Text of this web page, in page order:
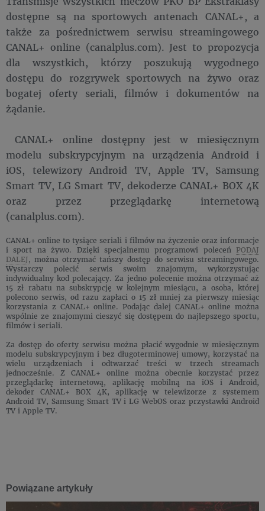
dostępne są na sportowych antenach CANAL+, a
także za pośrednictwem serwisu streamingowego
CANAL+ online (canalplus.com). Jest to propozycja
dla wszystkich, którzy poszukują wygodnego
dostępu do rozgrywek sportowych na żywo oraz
bogatej oferty seriali, filmów i dokumentów na
żądanie.
CANAL+ online dostępny jest w miesięcznym
modelu subskrypcyjnym na urządzenia Android i
iOS, telewizory Android TV, Apple TV, Samsung
Smart TV, LG Smart TV, dekoderze CANAL+ BOX 4K
oraz przez przeglądarkę internetową
(canalplus.com).
CANAL+ online to tysiące seriali i filmów na życzenie oraz informacje
i sport na żywo. Dzięki specjalnemu programowi poleceń PODAJ
DALEJ, można otrzymać tańszy dostęp do serwisu streamingowego.
Wystarczy polecić serwis swoim znajomym, wykorzystując
indywidualny kod polecający. Za jedno polecenie można otrzymać aż
15 zł rabatu na subskrypcję w kolejnym miesiącu, a osoba, której
polecono serwis, od razu zapłaci o 15 zł mniej za pierwszy miesiąc
korzystania z CANAL+ online. Podając dalej CANAL+ online można
wspólnie ze znajomymi cieszyć się dostępem do najlepszego sportu,
filmów i seriali.
Za dostęp do oferty serwisu można płacić wygodnie w miesięcznym
modelu subskrypcyjnym i bez długoterminowej umowy, korzystać na
wielu urządzeniach i odtwarzać treści w trzech streamach
jednocześnie. Z CANAL+ online można obecnie korzystać przez
przeglądarkę internetową, aplikację mobilną na iOS i Android,
dekoder CANAL+ BOX 4K, aplikację w telewizorze z systemem
Android TV, Samsung Smart TV i LG WebOS oraz przystawki Android
TV i Apple TV.
Powiązane artykuły